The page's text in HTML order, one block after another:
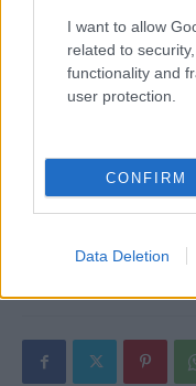
I want to allow
related to
functionality and
user protection.
CONFIRM
Data Deletion
Alpha Bank: Για
άνοιξε τις πύλες του
ΕΤΙΚΕΤΕΣ Leasing EV
Χρηματοδοτικά μοντέλα